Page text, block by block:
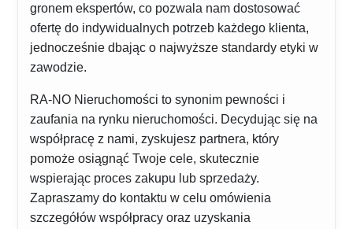
gronem ekspertów, co pozwala nam dostosować
ofertę do indywidualnych potrzeb każdego klienta,
jednocześnie dbając o najwyższe standardy etyki w
zawodzie.
RA-NO Nieruchomości to synonim pewności i
zaufania na rynku nieruchomości. Decydując się na
współpracę z nami, zyskujesz partnera, który
pomoże osiągnąć Twoje cele, skutecznie
wspierając proces zakupu lub sprzedaży.
Zapraszamy do kontaktu w celu omówienia
szczegółów współpracy oraz uzyskania